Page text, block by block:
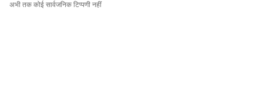
अभी तक कोई सार्वजनिक टिप्पणी नहीं